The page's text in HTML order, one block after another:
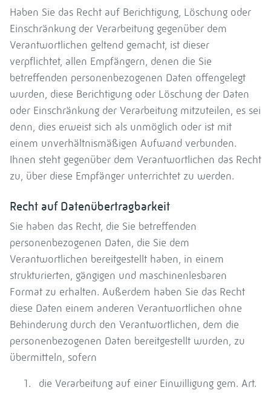
Haben Sie das Recht auf Berichtigung, Löschung oder
Einschränkung der Verarbeitung gegenüber dem
Verantwortlichen geltend gemacht, ist dieser
verpflichtet, allen Empfängern, denen die Sie
betreffenden personenbezogenen Daten offengelegt
wurden, diese Berichtigung oder Löschung der Daten
oder Einschränkung der Verarbeitung mitzuteilen, es sei
denn, dies erweist sich als unmöglich oder ist mit
einem unverhältnismäßigen Aufwand verbunden.
Ihnen steht gegenüber dem Verantwortlichen das Recht
zu, über diese Empfänger unterrichtet zu werden.
Recht auf Datenübertragbarkeit
Sie haben das Recht, die Sie betreffenden
personenbezogenen Daten, die Sie dem
Verantwortlichen bereitgestellt haben, in einem
strukturierten, gängigen und maschinenlesbaren
Format zu erhalten. Außerdem haben Sie das Recht
diese Daten einem anderen Verantwortlichen ohne
Behinderung durch den Verantwortlichen, dem die
personenbezogenen Daten bereitgestellt wurden, zu
übermitteln, sofern
die Verarbeitung auf einer Einwilligung gem. Art.